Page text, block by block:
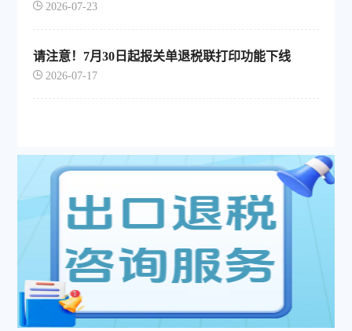
2026-07-23
请注意！7月30日起报关单退税联打印功能下线
2026-07-17